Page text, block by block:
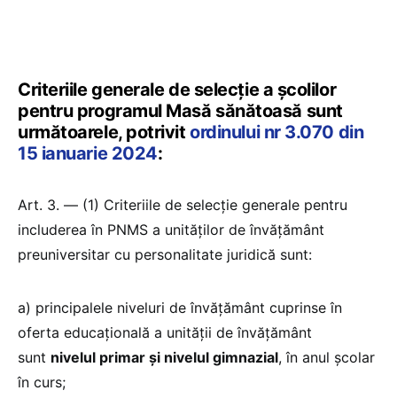
Criteriile generale de selecție a școlilor
pentru programul Masă sănătoasă sunt
următoarele, potrivitordinului nr 3.070 din
15 ianuarie 2024:
Art. 3. — (1) Criteriile de selecție generale pentru
includerea în PNMS a unităților de învățământ
preuniversitar cu personalitate juridică sunt:
a) principalele niveluri de învățământ cuprinse în
oferta educațională a unității de învățământ
sunt nivelul primar și nivelul gimnazial, în anul școlar
în curs;